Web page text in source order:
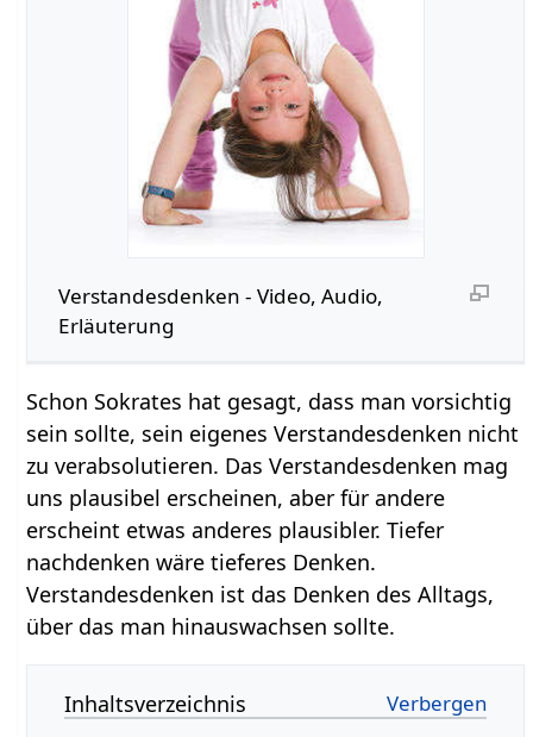
Verstandesdenken‏‎ - Video, Audio,
Erläuterung
Schon Sokrates hat gesagt, dass man vorsichtig
sein sollte, sein eigenes Verstandesdenken nicht
zu verabsolutieren. Das Verstandesdenken mag
uns plausibel erscheinen, aber für andere
erscheint etwas anderes plausibler. Tiefer
nachdenken wäre tieferes Denken.
Verstandesdenken ist das Denken des Alltags,
über das man hinauswachsen sollte.
Inhaltsverzeichnis